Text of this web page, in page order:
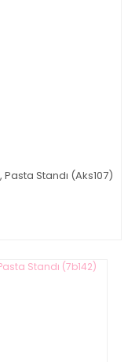
Standı (Aks107)